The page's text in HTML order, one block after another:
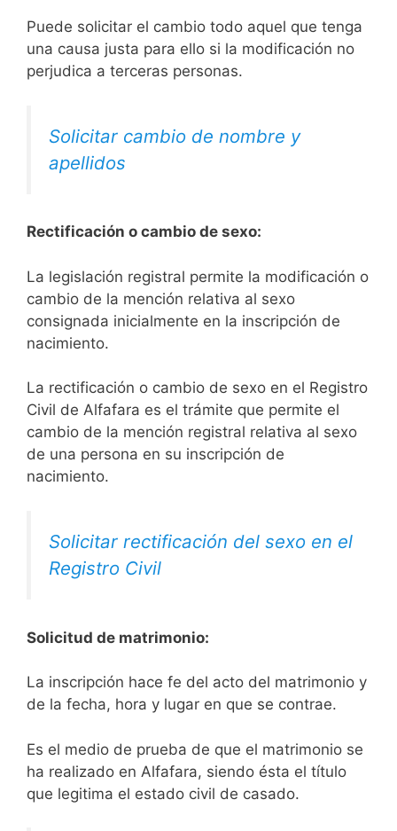
Puede solicitar el cambio todo aquel que tenga
una causa justa para ello si la modificación no
perjudica a terceras personas.
Solicitar cambio de nombre y
apellidos
Rectificación o cambio de sexo:
La legislación registral permite la modificación o
cambio de la mención relativa al sexo
consignada inicialmente en la inscripción de
nacimiento.
La rectificación o cambio de sexo en el Registro
Civil de Alfafara es el trámite que permite el
cambio de la mención registral relativa al sexo
de una persona en su inscripción de
nacimiento.
Solicitar rectificación del sexo en el
Registro Civil
Solicitud de matrimonio:
La inscripción hace fe del acto del matrimonio y
de la fecha, hora y lugar en que se contrae.
Es el medio de prueba de que el matrimonio se
ha realizado en Alfafara, siendo ésta el título
que legitima el estado civil de casado.